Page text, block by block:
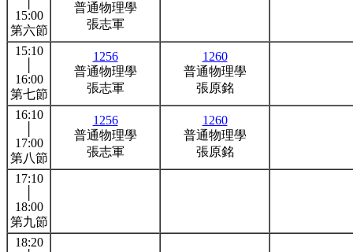
15:00
第六節
普通物理學
張志軍
15:10
16:00
第七節
1256
普通物理學
張志軍
1260
普通物理學
張原銘
16:10
17:00
第八節
1256
普通物理學
張志軍
1260
普通物理學
張原銘
17:10
18:00
第九節
18:20